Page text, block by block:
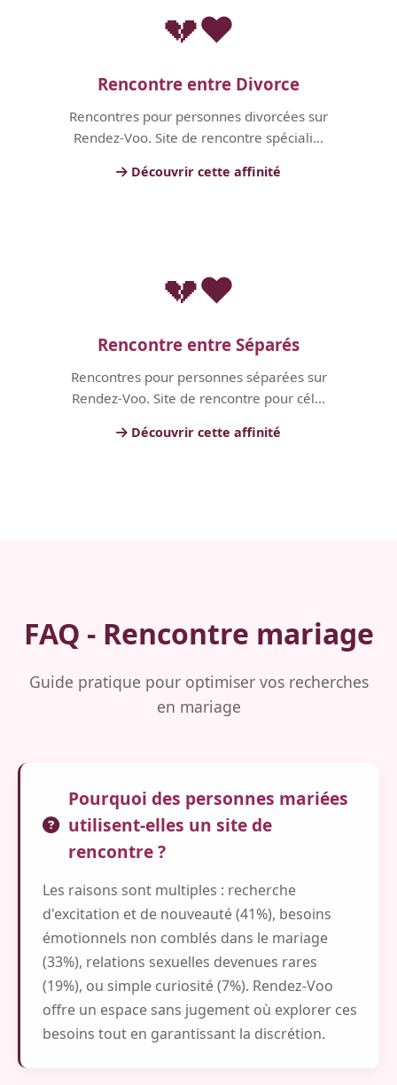
💔❤️
Rencontre entre Divorce
Rencontres pour personnes divorcées sur
Rendez-Voo. Site de rencontre spéciali...
Découvrir cette affinité
💔❤️
Rencontre entre Séparés
Rencontres pour personnes séparées sur
Rendez-Voo. Site de rencontre pour cél...
Découvrir cette affinité
FAQ - Rencontre mariage
Guide pratique pour optimiser vos recherches
en mariage
Pourquoi des personnes mariées
utilisent-elles un site de
rencontre ?
Les raisons sont multiples : recherche
d'excitation et de nouveauté (41%), besoins
émotionnels non comblés dans le mariage
(33%), relations sexuelles devenues rares
(19%), ou simple curiosité (7%). Rendez-Voo
offre un espace sans jugement où explorer ces
besoins tout en garantissant la discrétion.